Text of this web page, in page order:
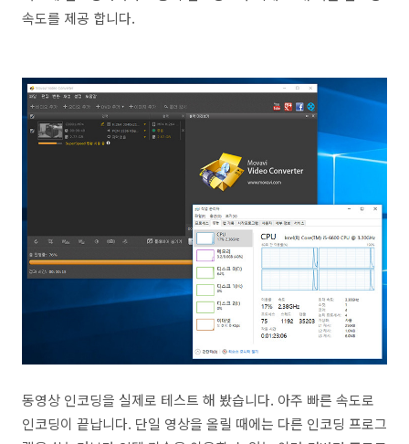
속도를 제공 합니다.
동영상 인코딩을 실제로 테스트 해 봤습니다. 아주 빠른 속도로
인코딩이 끝납니다. 단일 영상을 올릴 때에는 다른 인코딩 프로그